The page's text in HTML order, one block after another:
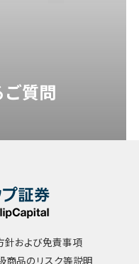
質問
針および免責事項
商品のリスク等説明